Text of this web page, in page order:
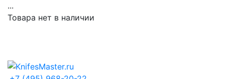
...
Товара нет в наличии